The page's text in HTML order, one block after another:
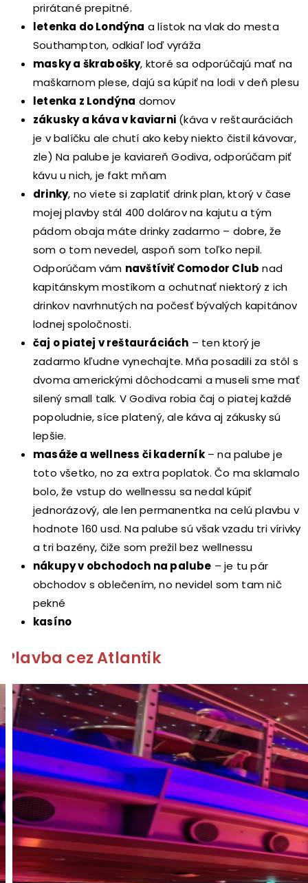
prirátané prepitné.
letenka do Londýna a lístok na vlak do mesta
Southampton, odkiaľ loď vyráža
masky a škrabošky, ktoré sa odporúčajú mať na
maškarnom plese, dajú sa kúpiť na lodi v deň plesu
letenka z Londýna domov
zákusky a káva v kaviarni (káva v reštauráciách
je v balíčku ale chutí ako keby niekto čistil kávovar,
zle) Na palube je kaviareň Godiva, odporúčam piť
kávu u nich, je fakt mňam
drinky, no viete si zaplatiť drink plan, ktorý v čase
mojej plavby stál 400 dolárov na kajutu a tým
pádom obaja máte drinky zadarmo – dobre, že
som o tom nevedel, aspoň som toľko nepil.
Odporúčam vám navštíviť Comodor Club nad
kapitánskym mostíkom a ochutnať niektorý z ich
drinkov navrhnutých na počesť bývalých kapitánov
lodnej spoločnosti.
čaj o piatej v reštauráciách – ten ktorý je
zadarmo kľudne vynechajte. Mňa posadili za stôl s
dvoma americkými dôchodcami a museli sme mať
silený small talk. V Godiva robia čaj o piatej každé
popoludnie, síce platený, ale káva aj zákusky sú
lepšie.
masáže a wellness či kaderník– na palube je
toto všetko, no za extra poplatok. Čo ma sklamalo
bolo, že vstup do wellnessu sa nedal kúpiť
jednorázový, ale len permanentka na celú plavbu v
hodnote 160 usd. Na palube sú však vzadu tri vírivky
a tri bazény, čiže som prežil bez wellnessu
nákupy v obchodoch na palube – je tu pár
obchodov s oblečením, no nevidel som tam nič
pekné
kasíno
Plavba cez Atlantik